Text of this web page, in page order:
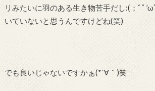
リみたいに羽のある生き物苦手だし:(；ﾞﾟ’ω
いていないと思うんですけどね(笑)
でも良いじゃないですかぁ(*´∀｀)笑